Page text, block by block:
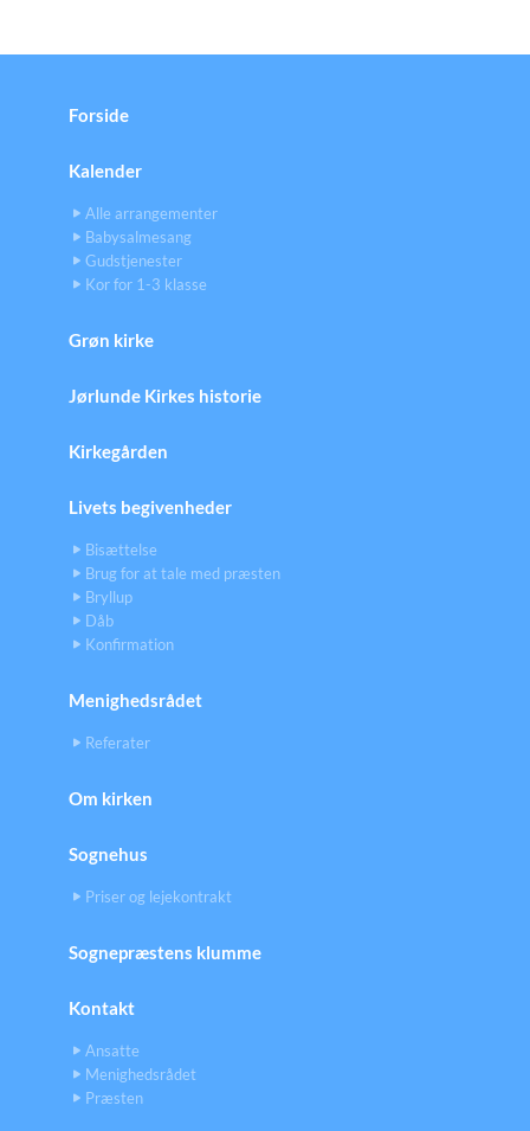
Forside
Kalender
Alle arrangementer
Babysalmesang
Gudstjenester
Kor for 1-3 klasse
Grøn kirke
Jørlunde Kirkes historie
Kirkegården
Livets begivenheder
Bisættelse
Brug for at tale med præsten
Bryllup
Dåb
Konfirmation
Menighedsrådet
Referater
Om kirken
Sognehus
Priser og lejekontrakt
Sognepræstens klumme
Kontakt
Ansatte
Menighedsrådet
Præsten